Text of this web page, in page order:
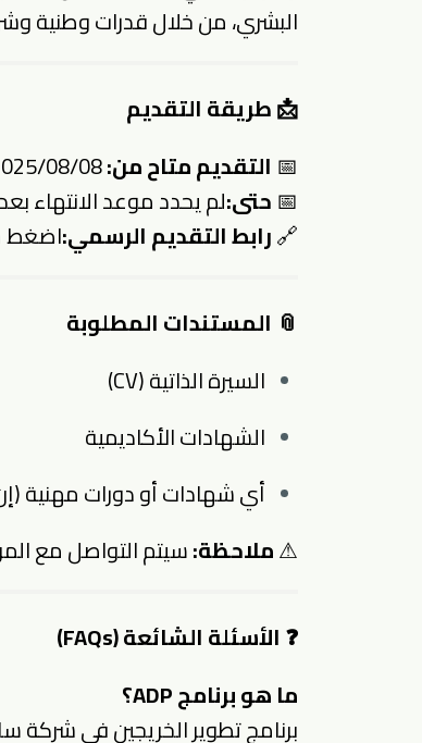
البشري، من خلال قدرات وطنية
📩 طريقة التقديم
📅 التقديم متاح من:
📅حتى:لم يحدد موعد الانتهاء بعد
🔗رابط التقديم الرسمي:اضغط
📎 المستندات المطلوبة
السيرة الذاتية (CV)
الشهادات الأكاديمية
أي شهادات أو دورات مهنية
⚠ملاحظة:سيتم التواصل مع
❓ الأسئلة الشائعة (FAQs)
ما هو برنامج ADP؟
برنامج تطوير الخريجين في شركة